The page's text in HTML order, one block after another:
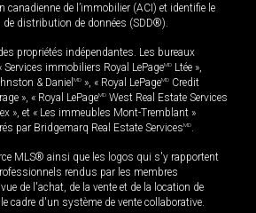
de l’immobilier (ACI) et identifie le
de distribution de données (SDD®).
propriétés indépendantes. Les bureaux
immobiliers Royal LePageMD Ltée »,
& Daniel MD », « Royal LePageMD Credit
», « Royal LePageMD West Real Estate Services
», et « Les immeubles Mont-Tremblant »
par Bridgemarq Real Estate ServicesMD
MLS® ainsi que les logos qui s'y rapportent
rendus par les membres
de l'achat, de la vente et de la location de
cadre d'un système de vente collaborative.